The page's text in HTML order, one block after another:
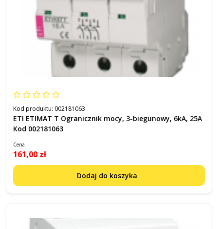
Kod produktu: 002181063
ETI ETIMAT T Ogranicznik mocy, 3-biegunowy, 6kA, 25A
Kod 002181063
Cena
161,00 zł
Dodaj do koszyka